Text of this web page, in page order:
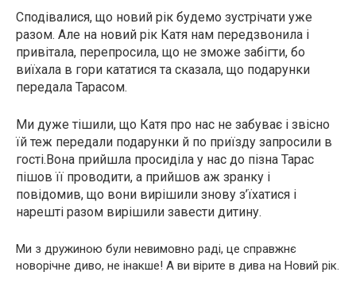
Сподівалися, що новий рік будемо зустрічати уже
разом. Але на новий рік Катя нам передзвонила і
привітала, перепросила, що не зможе забігти, бо
виїхала в гори кататися та сказала, що подарунки
передала Тарасом.
Ми дуже тішили, що Катя про нас не забуває і звісно
їй теж передали подарунки й по приїзду запросили в
гості.Вона прийшла просиділа у нас до пізна Тарас
пішов її проводити, а прийшов аж зранку і
повідомив, що вони вирішили знову з’їхатися і
нарешті разом вирішили завести дитину.
Ми з дружиною були невимовно раді, це справжнє
новорічне диво, не інакше! А ви вірите в дива на Новий рік.